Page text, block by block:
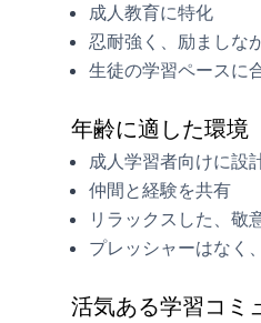
成人教育に特化
忍耐強く、励ましな
生徒の学習ペースに
年齢に適した環境
成人学習者向けに設
仲間と経験を共有
リラックスした、敬
プレッシャーはなく
活気ある学習コミ